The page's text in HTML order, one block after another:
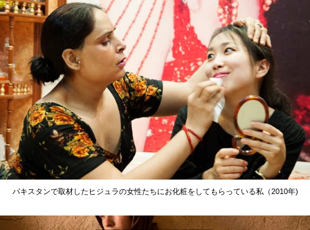
パキスタンで取材したヒジュラの女性たちにお化粧をしてもらっている私（2010年)